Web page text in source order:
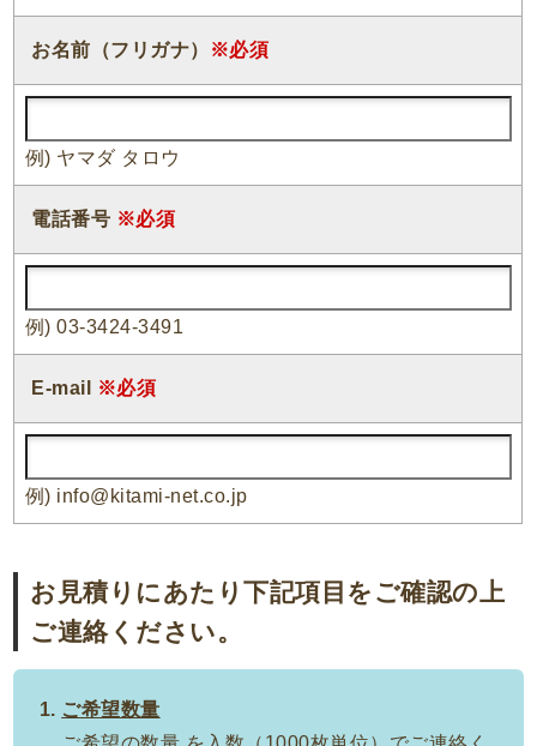
お名前（フリガナ） ※必須
例) ヤマダ タロウ
電話番号 ※必須
例) 03-3424-3491
E-mail ※必須
例) info@kitami-net.co.jp
お見積りにあたり下記項目をご確認の上
ご連絡ください。
ご希望数量